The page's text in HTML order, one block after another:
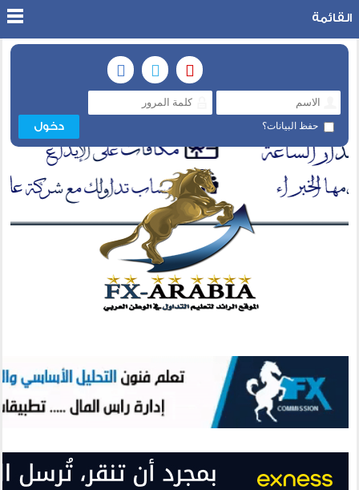
حفظ البيانات؟
القائمة